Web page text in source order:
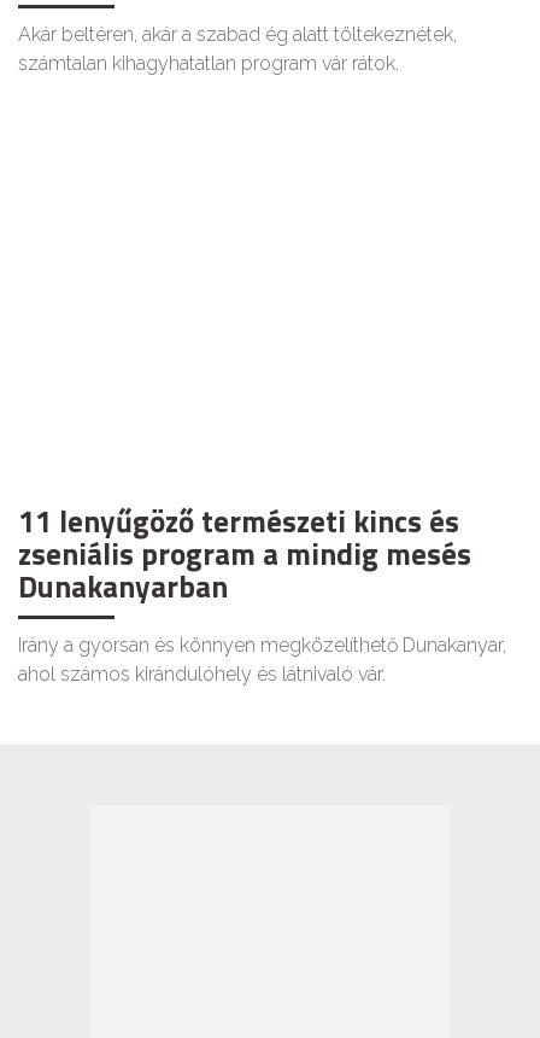
Akár beltéren, akár a szabad ég alatt töltekeznétek,
számtalan kihagyhatatlan program vár rátok.
11 lenyűgöző természeti kincs és
zseniális program a mindig mesés
Dunakanyarban
Irány a gyorsan és könnyen megközelíthető Dunakanyar,
ahol számos kirándulóhely és látnivaló vár.